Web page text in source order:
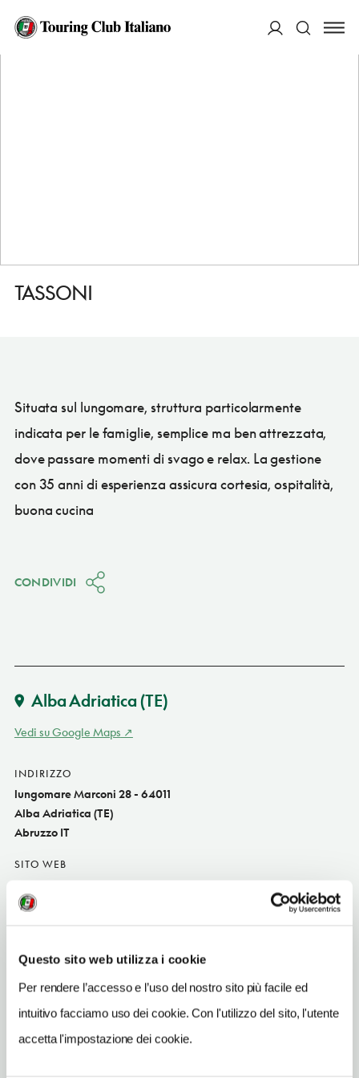
Questo sito web utilizza i cookie
Per rendere l’accesso e l’uso del nostro sito più facile ed
intuitivo facciamo uso dei cookie. Con l'utilizzo del sito, l'utente
accetta l'impostazione dei cookie.
HOME
TASSONI
Situata sul lungomare, struttura particolarmente
indicata per le famiglie, semplice ma ben attrezzata,
dove passare momenti di svago e relax. La gestione
con 35 anni di esperienza assicura cortesia, ospitalità,
buona cucina
CONDIVIDI
Alba Adriatica (TE)
Vedi su Google Maps
INDIRIZZO
lungomare Marconi 28 - 64011
Alba Adriatica (TE)
Abruzzo IT
SITO WEB
www.hoteltassoni.it
TELEFONO
0861751315-3398060298
NUMERO CAMERE
81